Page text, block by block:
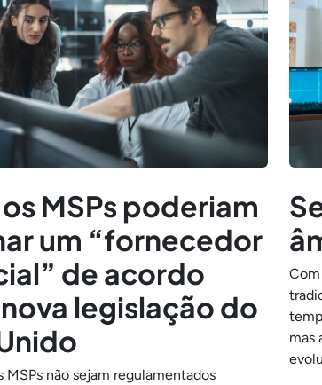
MSPs poderiam
um “fornecedor
de acordo
legislação do
MSPs não sejam regulamentados
Com
mas